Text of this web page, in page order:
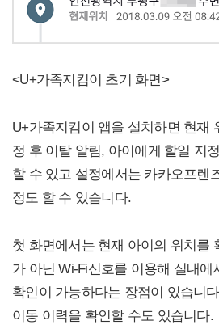
<U+가족지킴이 초기 화면>
U+가족지킴이 앱을 설치하면 현재
정 후 이탈 알림, 아이에게 할일 지
할 수 있고 설정에서는 카카오프렌
정도 할 수 있습니다.
첫 화면에서는 현재 아이의 위치를
가 아닌 Wi-Fi신호를 이용해 실내에
확인이 가능하다는 장점이 있습니
이동 이력을 확인할 수도 있습니다.